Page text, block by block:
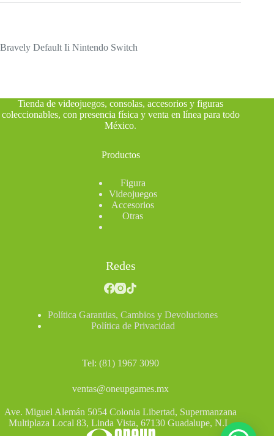
Bravely Default Ii Nintendo Switch
Tienda de videojuegos, consolas, accesorios y figuras
coleccionables, con presencia física y venta en línea para todo
México.
Productos
Figura
Videojuegos
Accesorios
Otras
Redes
Política Garantias, Cambios y Devoluciones
Política de Privacidad
Tel: (81) 1967 3090
ventas@oneupgames.mx
Ave. Miguel Alemán 5054 Colonia Libertad, Supermanzana
Multiplaza Local 83, Linda Vista, 67130 Guadalupe, N.L.